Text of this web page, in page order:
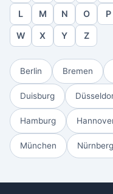
L M N O P
W X Y Z
Berlin Bremen
Duisburg
Hamburg
München Nürnberg